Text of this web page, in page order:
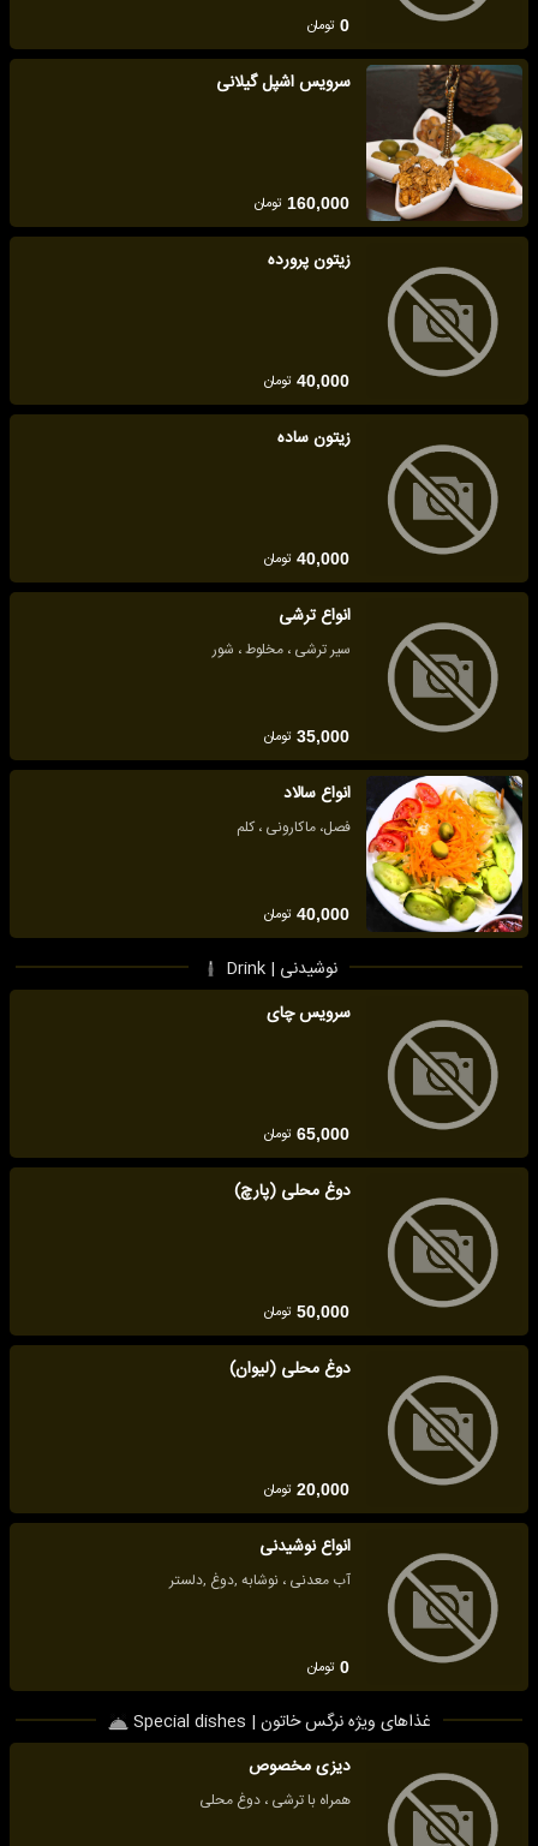
0 تومان
سرویس اشپل گیلانی
160,000 تومان
زیتون پرورده
40,000 تومان
زیتون ساده
40,000 تومان
انواع ترشی
سیر ترشی ، مخلوط ، شور
35,000 تومان
انواع سالاد
فصل، ماکارونی ، کلم
40,000 تومان
نوشیدنی | Drink
سرویس چای
65,000 تومان
دوغ محلی (پارچ)
50,000 تومان
دوغ محلی (لیوان)
20,000 تومان
انواع نوشیدنی
آب معدنی ، نوشابه ,دوغ ,دلستر
0 تومان
غذاهای ویژه نرگس خاتون | Special dishes
دیزی مخصوص
همراه با ترشی ، دوغ محلی